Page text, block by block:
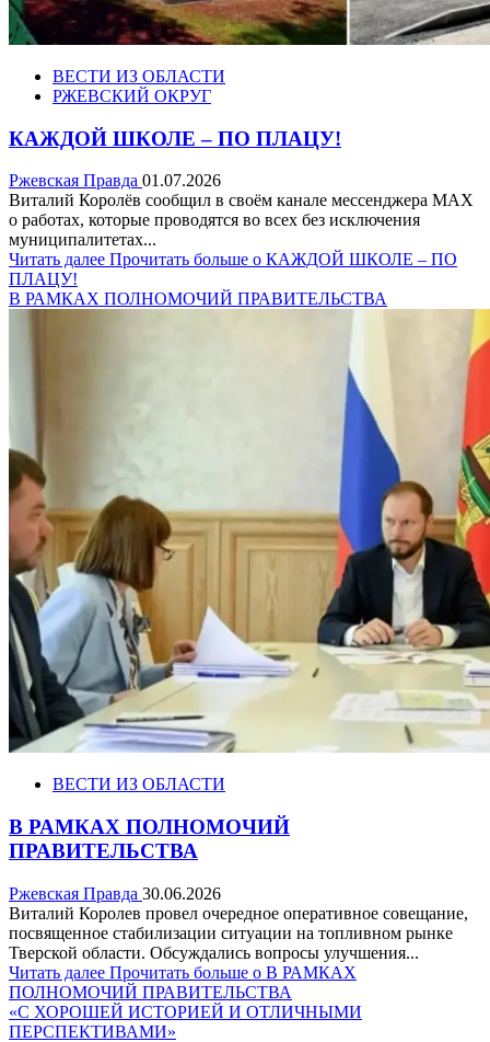
ВЕСТИ ИЗ ОБЛАСТИ
РЖЕВСКИЙ ОКРУГ
КАЖДОЙ ШКОЛЕ – ПО ПЛАЦУ!
Ржевская Правда 01.07.2026
Виталий Королёв сообщил в своём канале мессенджера МАХ
о работах, которые проводятся во всех без исключения
муниципалитетах...
Читать далее Прочитать больше о КАЖДОЙ ШКОЛЕ – ПО
ПЛАЦУ!
В РАМКАХ ПОЛНОМОЧИЙ ПРАВИТЕЛЬСТВА
ВЕСТИ ИЗ ОБЛАСТИ
В РАМКАХ ПОЛНОМОЧИЙ
ПРАВИТЕЛЬСТВА
Ржевская Правда 30.06.2026
Виталий Королев провел очередное оперативное совещание,
посвященное стабилизации ситуации на топливном рынке
Тверской области. Обсуждались вопросы улучшения...
Читать далее Прочитать больше о В РАМКАХ
ПОЛНОМОЧИЙ ПРАВИТЕЛЬСТВА
«С ХОРОШЕЙ ИСТОРИЕЙ И ОТЛИЧНЫМИ
ПЕРСПЕКТИВАМИ»